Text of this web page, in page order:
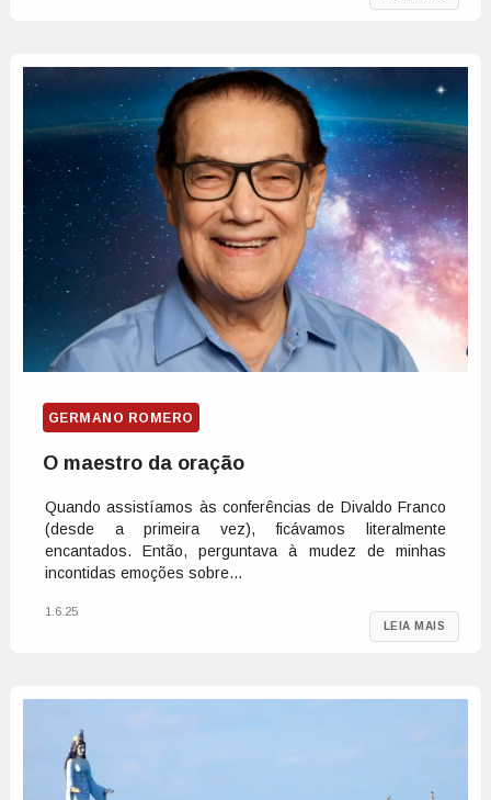
GERMANO ROMERO
O maestro da oração
Quando assistíamos às conferências de Divaldo Franco
(desde a primeira vez), ficávamos literalmente
encantados. Então, perguntava à mudez de minhas
incontidas emoções sobre...
LEIA MAIS
1.6.25